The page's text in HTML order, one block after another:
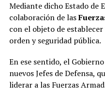
Mediante dicho Estado de
colaboración de las
con el objeto de
orden y seguridad pública.
En ese sentido, el
nuevos Jefes de Defensa,
liderar a las Fuerzas